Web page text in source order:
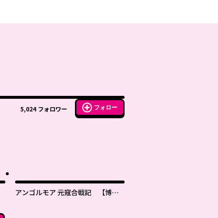
5,024 フォロワー フォロー
アンゴルモア 元寇合戦記 【博多